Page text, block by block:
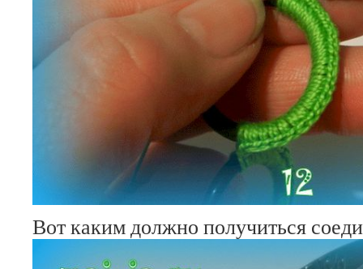
Вот каким должно получиться